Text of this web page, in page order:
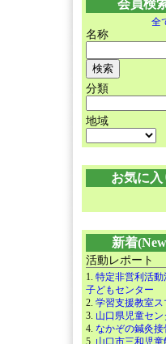
会員検
全
名称
分類
地域
お気に入
新着
活動レポート
1. 特定非営利活動
子どもセンター
2. 学習支援教室ス
3. 山口県児童セン
4. なかぞの鍼灸接
5. 山口市三和児童